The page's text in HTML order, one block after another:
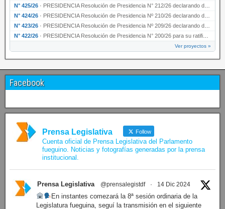
N° 425/26 · PRESIDENCIA Resolución de Presidencia N° 212/26 declarando de interés provincial el “50° A…
N° 424/26 · PRESIDENCIA Resolución de Presidencia Nº 210/26 declarando de interés provincial el proyec…
N° 423/26 · PRESIDENCIA Resolución de Presidencia Nº 209/26 declarando de interés provincial la presen…
N° 422/26 · PRESIDENCIA Resolución de Presidencia N° 200/26 para su ratificación.
Ver proyectos »
Facebook
Prensa Legislativa Follow
Cuenta oficial de Prensa Legislativa del Parlamento
fueguino. Noticias y fotografías generadas por la prensa
institucional.
Prensa Legislativa @prensalegistdf · 14 Dic 2024
En instantes comezará la 8ª sesión ordinaria de la
Legislatura fueguina, seguí la transmisión en el siguiente